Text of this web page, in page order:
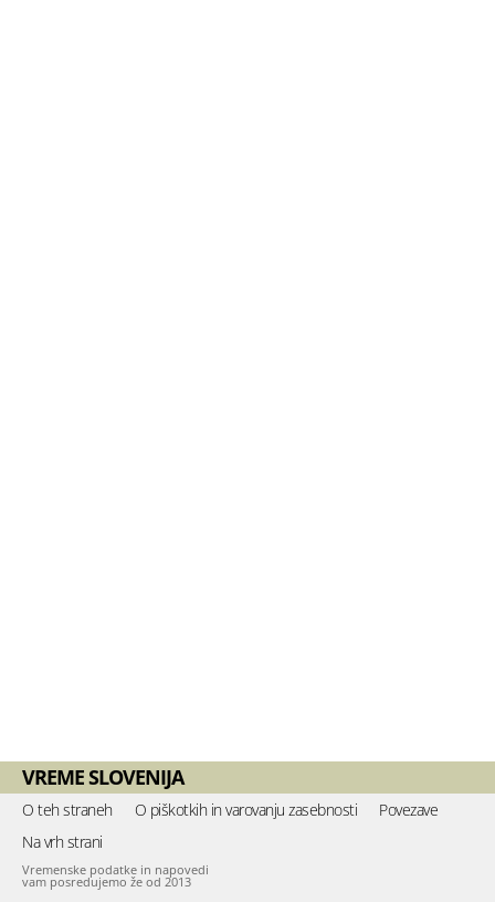
VREME SLOVENIJA
O teh straneh O piškotkih in varovanju zasebnosti
Povezave
Na vrh strani
Vremenske podatke in napovedi
vam posredujemo že od 2013